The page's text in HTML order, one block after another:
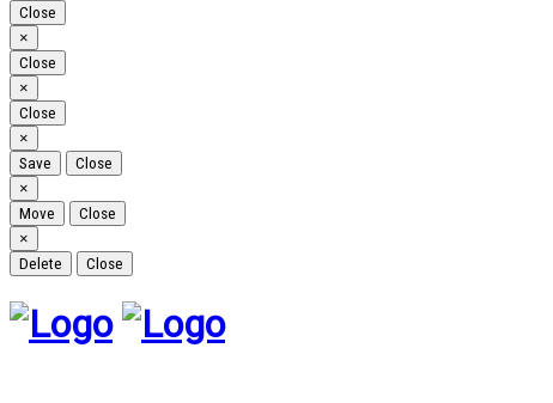
Close
×
Close
×
Close
×
Save
Close
×
Move
Close
×
Delete
Close